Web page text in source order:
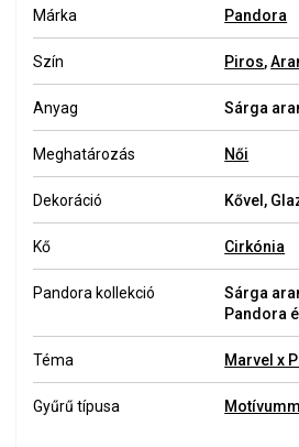
Márka Pandora
Szín Piros,
Anyag Sárga
Meghatározás Női
Dekoráció Kővel,
Kő Cirkónia
Pandora kollekció
Sárga
Pandora
Téma Marvel x
Gyűrű típusa